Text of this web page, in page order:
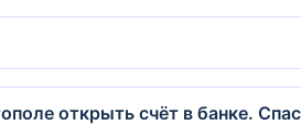
открыть счёт в банке.